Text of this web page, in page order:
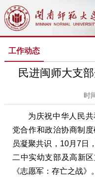
工作动态
民进闽师大支
时
为庆祝中华人民
党合作和政治协商制
员凝聚共识，10月7日
二中实幼支部及高新
《志愿军：存亡之战》。